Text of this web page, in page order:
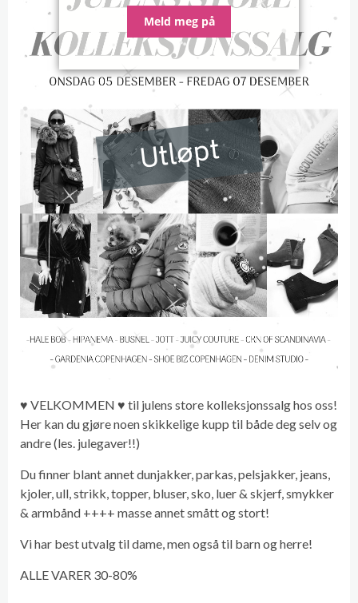
Utløpt
♥ VELKOMMEN ♥ til julens store kolleksjonssalg hos oss!
Her kan du gjøre noen skikkelige kupp til både deg selv og
andre (les. julegaver!!)
Du finner blant annet dunjakker, parkas, pelsjakker, jeans,
kjoler, ull, strikk, topper, bluser, sko, luer & skjerf, smykker
& armbånd ++++ masse annet smått og stort!
Vi har best utvalg til dame, men også til barn og herre!
ALLE VARER 30-80%